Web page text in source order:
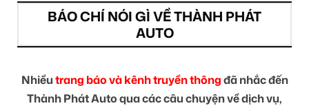
BÁO CHÍ NÓI GÌ VỀ THÀNH PHÁT
AUTO
Nhiềutrang báo và kênh truyền thôngđã nhắc đến
Thành Phát Auto qua các câu chuyện về dịch vụ,